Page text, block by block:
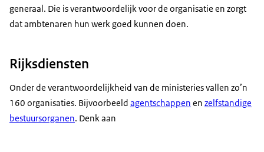
generaal. Die is verantwoordelijk voor de organisatie en zorgt
dat ambtenaren hun werk goed kunnen doen.
Rijksdiensten
Onder de verantwoordelijkheid van de ministeries vallen zo’n
160 organisaties. Bijvoorbeeld agentschappen en zelfstandige
bestuursorganen. Denk aan